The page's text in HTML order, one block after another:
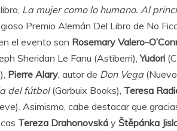
La mujer como lo humano. Al
Premio Alemán Del Libro de No
el evento son Rosemary Valero-
Sheridan Le Fanu (Astiberri),Yudori
Pierre Alary , autor de Don Vega
del fútbol(Garbuix Books), Teresa
Asimismo, cabe destacar que
Tereza Drahonovská y Štěpánka